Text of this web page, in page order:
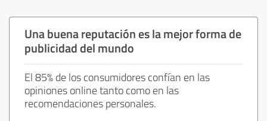
Una buena reputación es la mejor forma de
publicidad del mundo
El 85% de los consumidores confían en las
opiniones online tanto como en las
recomendaciones personales.